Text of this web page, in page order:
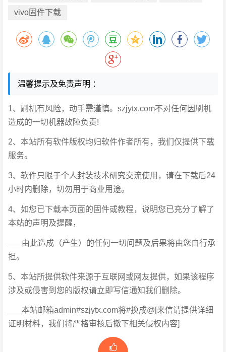
vivo固件下载
温馨提示及免责声明 ：
1、刷机有风险，动手需谨慎。szjytx.com不对任何因刷机
造成的一切机器故障负责!
2、本站所有软件版权均归软件作者所有，我们仅提供下载
服务。
3、软件只限于个人封装技术研究交流使用，请在下载后24
小时内删除，切勿用于商业用途。
4、如您已下载本页面的固件或教程，说明您已充分了解了
本站的声明及提醒，
___由此造成（产生）的任何一切问题及后果将由您自行承
担。
5、本站所提供软件来源于互联网或网友提供，如果该程序
涉及或侵害到您的版权请立即写信通知我们删除。
___本站邮箱admin#szjytx.com将#换成@[来信请提供详细
证明材料，我们将严格审核后撤下相关侵权内容]